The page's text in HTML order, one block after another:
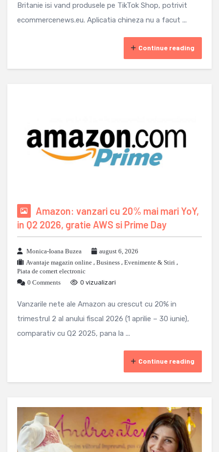
Britanie isi vand produsele pe TikTok Shop, potrivit
ecommercenews.eu. Aplicatia chineza nu a facut ...
Continue reading
Amazon: vanzari cu 20% mai mari YoY,
in Q2 2026, gratie AWS si Prime Day
Monica-Ioana Buzea
august 6, 2026
Avantaje magazin online , Business , Evenimente & Stiri ,
Piata de comert electronic
0 Comments
0 vizualizari
Vanzarile nete ale Amazon au crescut cu 20% in
trimestrul 2 al anului fiscal 2026 (1 aprilie – 30 iunie),
comparativ cu Q2 2025, pana la ...
Continue reading